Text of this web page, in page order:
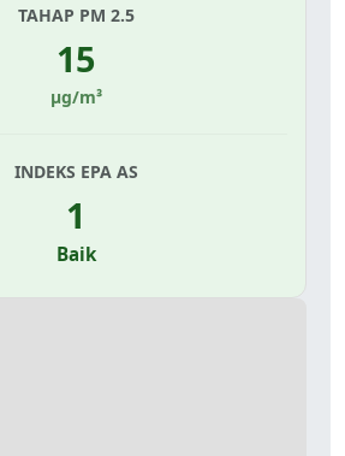
TAHAP PM 2.5
15
µg/m³
INDEKS EPA AS
1
Baik